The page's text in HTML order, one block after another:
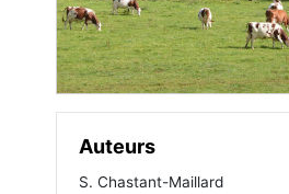
Auteurs
S. Chastant-Maillard